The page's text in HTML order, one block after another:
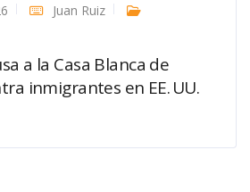
Juan Ruiz
a la Casa Blanca de
inmigrantes en EE. UU.